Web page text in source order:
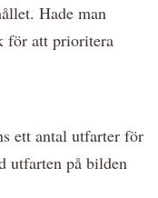
Hade man
för att prioritera
ett antal utfarter för
utfarten på bilden